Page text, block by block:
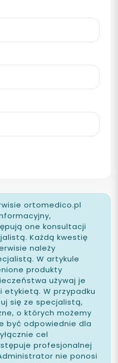
ortomedico.pl
one konsultacji
Każdą kwestię
należy
W artykule
produkty
używaj je
etykietą. W przypadku
się ze specjalistą,
o których możemy
być odpowiednie dla
cel
profesjonalnej
nie ponosi